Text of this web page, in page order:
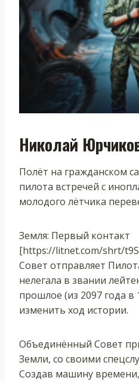
Николай
Полёт на гражданском
пилота встречей с
молодого лётчика
Земля: Первый контакт
[https://litnet.com/shrt/
Совет отправляет
нелегала в звании
прошлое (из 2097 года в
изменить ход истории.
Объединённый Совет
Земли, со своими
Создав машину